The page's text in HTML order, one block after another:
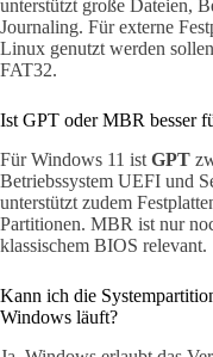
unterstützt große Dateien,
Journaling. Für externe
Linux genutzt werden
FAT32.
Ist GPT oder MBR besser
Für Windows 11 ist GPT
Betriebssystem UEFI und
unterstützt zudem
Partitionen. MBR ist nur
klassischem BIOS relevant.
Kann ich die
Windows läuft?